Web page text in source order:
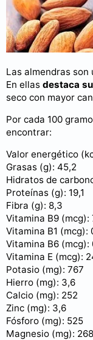
Las almendras son
En ellas destaca
seco con mayor
Por cada 100
encontrar:
Valor energético
Grasas (g): 45,2
Hidratos de
Proteínas (g): 19,1
Fibra (g): 8,3
Vitamina B9 (mcg):
Vitamina B1 (mcg):
Vitamina B6 (mcg):
Vitamina E (mcg):
Potasio (mg): 767
Hierro (mg): 3,6
Calcio (mg): 252
Zinc (mg): 3,6
Fósforo (mg): 525
Magnesio (mg): 268